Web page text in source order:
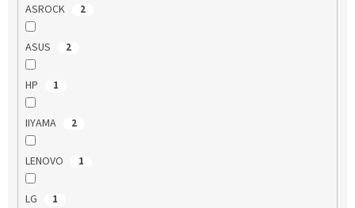
ASROCK 2
ASUS 2
HP 1
IIYAMA 2
LENOVO 1
LG 1